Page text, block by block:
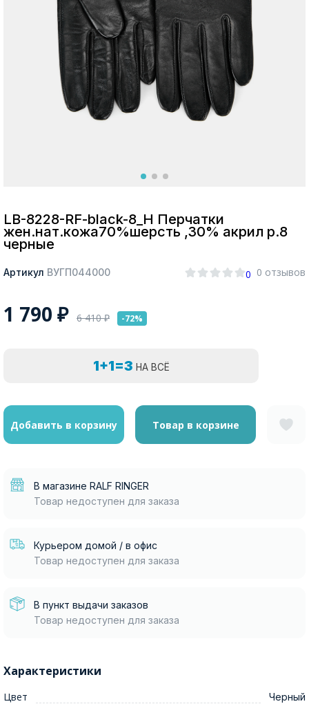
Москва
LB-8228-RF-black-8_Н Перчатки
жен.нат.кожа70%шерсть ,30% акрил р.8
черные
Артикул ВУГП044000 0 0 отзывов
1 790 ₽ 6 410₽ -72%
1+1=3 НА ВСЁ
Добавить в корзину Товар в корзине
В магазине RALF RINGER
Товар недоступен для заказа
Курьером домой / в офис
Товар недоступен для заказа
В пункт выдачи заказов
Товар недоступен для заказа
Характеристики
Цвет Черный